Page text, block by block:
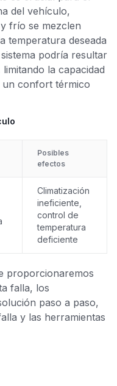
del vehículo,
frío se mezclen
temperatura deseada
podría resultar
la capacidad
confort térmico
Posibles
efectos
Climatización
ineficiente,
control de
temperatura
deficiente
proporcionaremos
falla, los
paso a paso,
y las herramientas